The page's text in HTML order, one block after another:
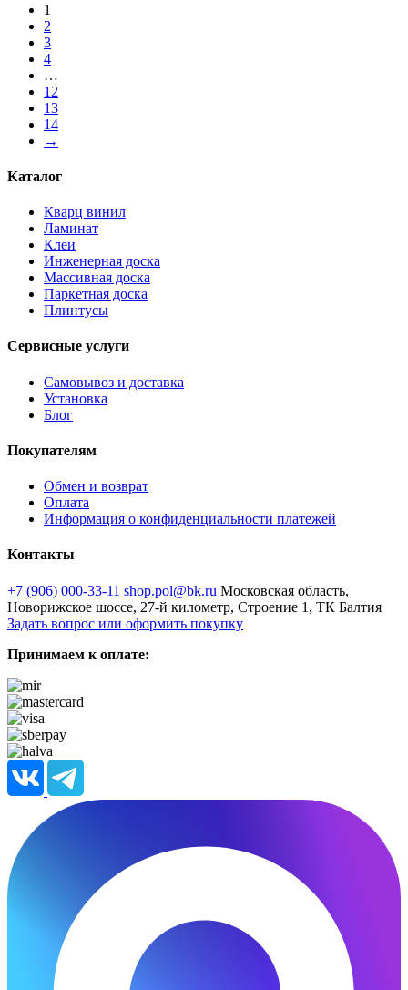
1
2
3
4
…
12
13
14
→
Каталог
Кварц винил
Ламинат
Клеи
Инженерная доска
Массивная доска
Паркетная доска
Плинтусы
Сервисные услуги
Самовывоз и доставка
Установка
Блог
Покупателям
Обмен и возврат
Оплата
Информация о конфиденциальности платежей
Контакты
+7 (906) 000-33-11 shop.pol@bk.ru Московская область,
Новорижское шоссе, 27-й километр, Строение 1, ТК Балтия
Задать вопрос или оформить покупку
Принимаем к оплате: